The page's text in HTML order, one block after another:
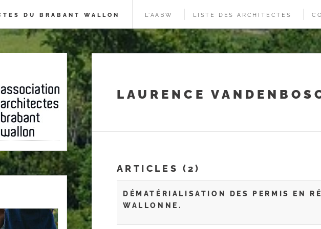
DU BRABANT WALLON L’AABW LISTE DES ARCHITECTES
LAURENCE
ARTICLES (2)
DÉMATÉRIALISATION DES PERMIS EN
WALLONNE.